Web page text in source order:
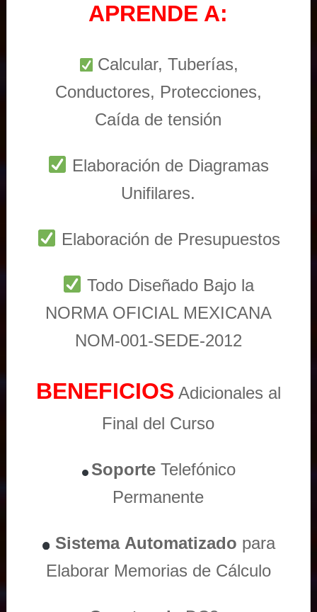
APRENDE A:
Calcular, Tuberías,
Conductores, Protecciones,
Caída de tensión
Elaboración de Diagramas
Unifilares.
Elaboración de Presupuestos
Todo Diseñado Bajo la
NORMA OFICIAL MEXICANA
NOM-001-SEDE-2012
BENEFICIOS Adicionales al
Final del Curso
Soporte Telefónico
Permanente
Sistema Automatizado para
Elaborar Memorias de Cálculo